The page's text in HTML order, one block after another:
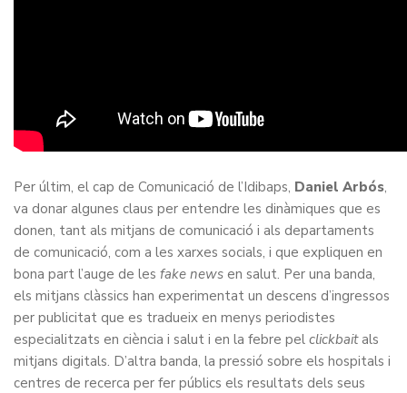
Per últim, el cap de Comunicació de l’Idibaps, Daniel Arbós,
va donar algunes claus per entendre les dinàmiques que es
donen, tant als mitjans de comunicació i als departaments
de comunicació, com a les xarxes socials, i que expliquen en
bona part l’auge de les fake news en salut. Per una banda,
els mitjans clàssics han experimentat un descens d’ingressos
per publicitat que es tradueix en menys periodistes
especialitzats en ciència i salut i en la febre pel clickbaitals
mitjans digitals. D’altra banda, la pressió sobre els hospitals i
centres de recerca per fer públics els resultats dels seus